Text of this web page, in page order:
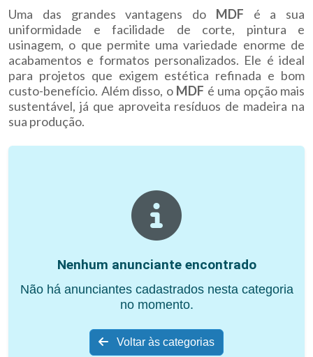
Uma das grandes vantagens do MDF é a sua
uniformidade e facilidade de corte, pintura e
usinagem, o que permite uma variedade enorme de
acabamentos e formatos personalizados. Ele é ideal
para projetos que exigem estética refinada e bom
custo-benefício. Além disso, o MDF é uma opção mais
sustentável, já que aproveita resíduos de madeira na
sua produção.
Nenhum anunciante encontrado
Não há anunciantes cadastrados nesta categoria
no momento.
Voltar às categorias